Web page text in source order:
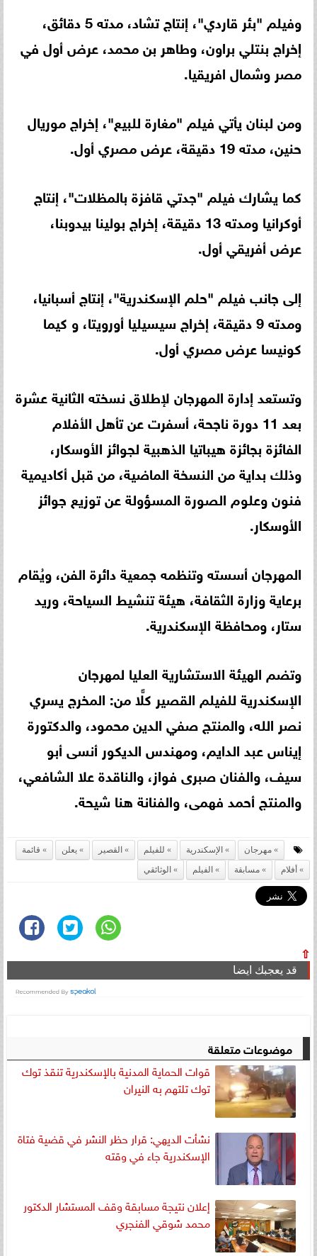
وفيلم "بئر قاردي"، إنتاج تشاد، مدته 5 دقائق،
إخراج بنتلي براون، وطاهر بن محمد، عرض أول في
مصر وشمال افريقيا.
ومن لبنان يأتي فيلم "مغارة للبيع"، إخراج موريال
حنين، مدته 19 دقيقة، عرض مصري أول.
كما يشارك فيلم "جدتي قافزة بالمظلات"، إنتاج
أوكرانيا ومدته 13 دقيقة، إخراج بولينا بيدوبنا،
عرض أفريقي أول.
إلى جانب فيلم "حلم الإسكندرية"، إنتاج أسبانيا،
ومدته 9 دقيقة، إخراج سيسيليا أورويتا، و كيما
كونيسا عرض مصري أول.
وتستعد إدارة المهرجان لإطلاق نسخته الثانية عشرة
بعد 11 دورة ناجحة، أسفرت عن تأهل الأفلام
الفائزة بجائزة هيباتيا الذهبية لجوائز الأوسكار،
وذلك بداية من النسخة الماضية، من قبل أكاديمية
فنون وعلوم الصورة المسؤولة عن توزيع جوائز
الأوسكار.
المهرجان أسسته وتنظمه جمعية دائرة الفن، ويُقام
برعاية وزارة الثقافة، هيئة تنشيط السياحة، وريد
ستار، ومحافظة الإسكندرية.
وتضم الهيئة الاستشارية العليا لمهرجان
الإسكندرية للفيلم القصير كلًّا من: المخرج يسري
نصر الله، والمنتج صفي الدين محمود، والدكتورة
إيناس عبد الدايم، ومهندس الديكور أنسى أبو
سيف، والفنان صبرى فواز، والناقدة علا الشافعي،
والمنتج أحمد فهمى، والفنانة هنا شيحة.
مهرجان الإسكندرية للفيلم القصير يعلن
قائمة
أفلام
مسابقة الفيلم الوثائقي
⇧
قد يعجبك ايضا
موضوعات متعلقة
قوات الحماية المدنية بالإسكندرية تنقذ توك
توك تلتهم به النيران
نشأت الديهي: قرار حظر النشر في قضية فتاة
الإسكندرية جاء في وقته
إعلان نتيجة مسابقة وقف المستشار الدكتور
محمد شوقي الفنجري